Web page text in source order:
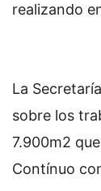
realizando
La
sobre los
7.900m2
Contínuo